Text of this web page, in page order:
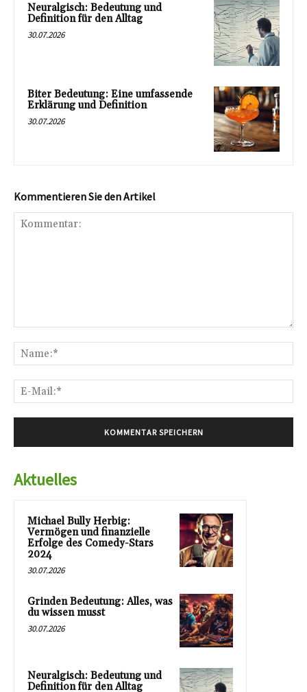
Neuralgisch: Bedeutung und
Definition für den Alltag
30.07.2026
Biter Bedeutung: Eine umfassende
Erklärung und Definition
30.07.2026
Kommentieren Sie den Artikel
Aktuelles
Michael Bully Herbig:
Vermögen und finanzielle
Erfolge des Comedy-Stars
2024
30.07.2026
Grinden Bedeutung: Alles, was
du wissen musst
30.07.2026
Neuralgisch: Bedeutung und
Definition für den Alltag